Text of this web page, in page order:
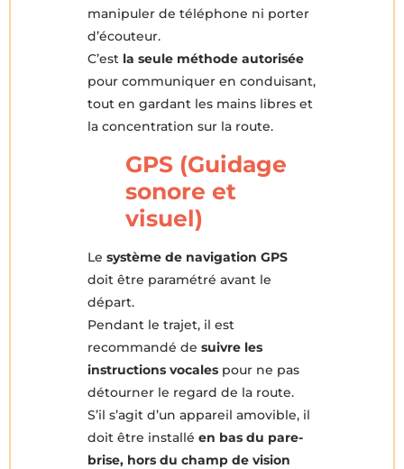
manipuler de téléphone ni porter
d’écouteur.
C’est la seule méthode autorisée
pour communiquer en conduisant,
tout en gardant les mains libres et
la concentration sur la route.
GPS (Guidage
sonore et
visuel)
Le système de navigation GPS
doit être paramétré avant le
départ.
Pendant le trajet, il est
recommandé de suivre les
instructions vocales pour ne pas
détourner le regard de la route.
S’il s’agit d’un appareil amovible, il
doit être installé en bas du pare-
brise, hors du champ de vision